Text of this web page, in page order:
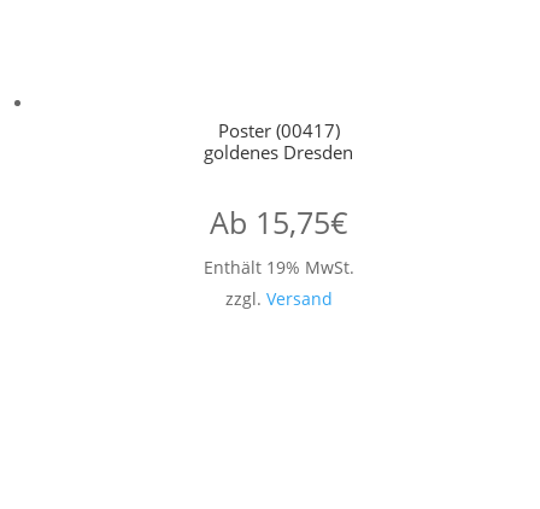
Poster (00417)
goldenes Dresden
Ab 15,75€
Enthält 19% MwSt.
zzgl. Versand